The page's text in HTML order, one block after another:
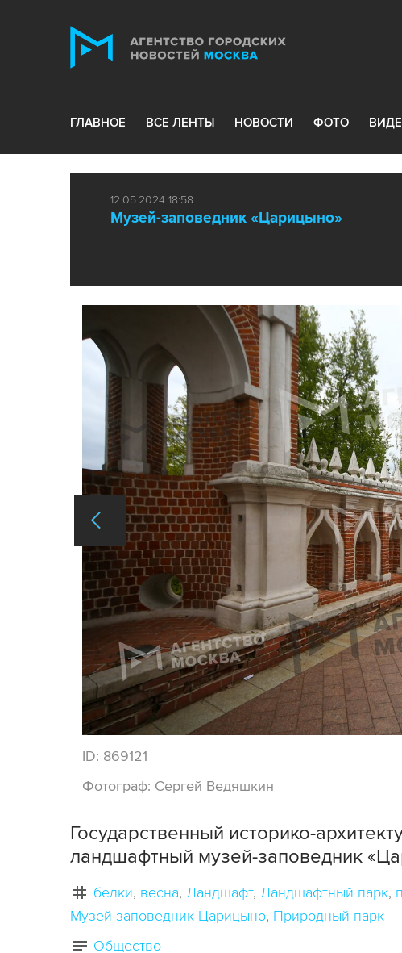
ГЛАВНОЕ ВСЕ ЛЕНТЫ НОВОСТИ ФОТО
12.05.2024 18:58
Музей-заповедник «Царицыно»
ID: 869121
Фотограф: Сергей Ведяшкин
Государственный историко-
ландшафтный музей-заповедник
белки весна Ландшафт Ландшафтный парк
Музей-заповедник Царицыно Природный парк
Общество